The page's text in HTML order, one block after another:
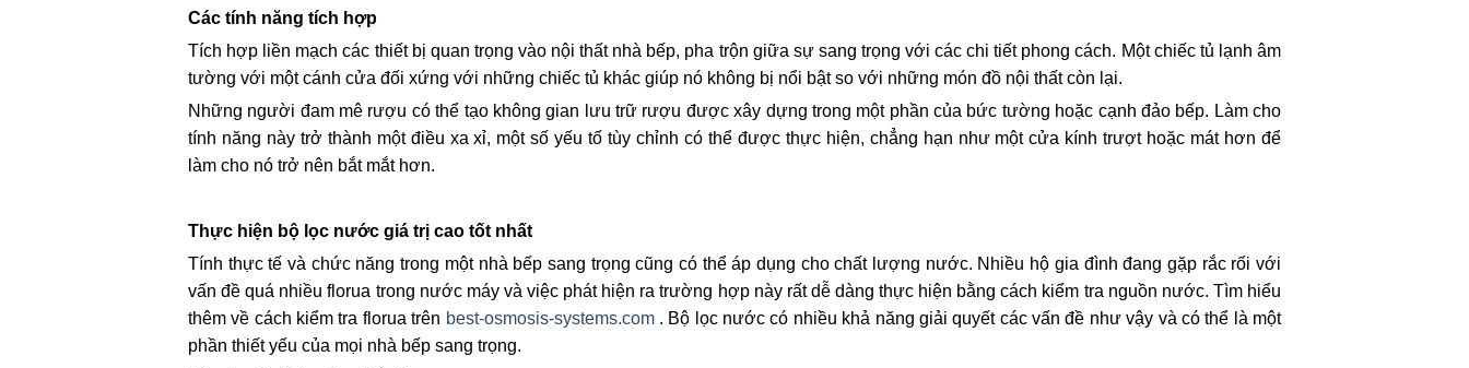
Các tính năng tích hợp
Tích hợp liền mạch các thiết bị quan trọng vào nội thất nhà bếp, pha trộn giữa sự sang trọng với các chi tiết phong cách. Một chiếc tủ lạnh âm
tường với một cánh cửa đối xứng với những chiếc tủ khác giúp nó không bị nổi bật so với những món đồ nội thất còn lại.
Những người đam mê rượu có thể tạo không gian lưu trữ rượu được xây dựng trong một phần của bức tường hoặc cạnh đảo bếp. Làm cho
tính năng này trở thành một điều xa xỉ, một số yếu tố tùy chỉnh có thể được thực hiện, chẳng hạn như một cửa kính trượt hoặc mát hơn để
làm cho nó trở nên bắt mắt hơn.
Thực hiện bộ lọc nước giá trị cao tốt nhất
Tính thực tế và chức năng trong một nhà bếp sang trọng cũng có thể áp dụng cho chất lượng nước. Nhiều hộ gia đình đang gặp rắc rối với
vấn đề quá nhiều florua trong nước máy và việc phát hiện ra trường hợp này rất dễ dàng thực hiện bằng cách kiểm tra nguồn nước. Tìm hiểu
thêm về cách kiểm tra florua trên best-osmosis-systems.com. Bộ lọc nước có nhiều khả năng giải quyết các vấn đề như vậy và có thể là một
phần thiết yếu của mọi nhà bếp sang trọng.